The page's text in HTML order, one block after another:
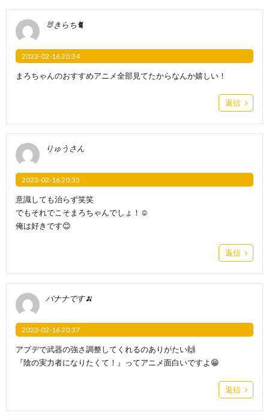
🐰きらち🐈
2023-02-16 20:34
まろちゃんのおすすめアニメ全部見てたからなんか嬉しい！
返信
りゅうさん
2023-02-16 20:35
意識しても治らず笑笑
でもそれでこそまろちゃんでしょ！☺️
俺は好きです😊
返信
‪バナナです🍌
2023-02-16 20:37
アプデで武器の強さ調整してくれるのありがたい🙌
『陰の実力者になりたくて！』ってアニメ面白いですよ😁
返信